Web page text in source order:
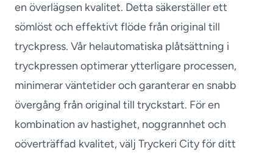
en överlägsen kvalitet. Detta säkerställer ett
sömlöst och effektivt flöde från original till
tryckpress. Vår helautomatiska plåtsättning i
tryckpressen optimerar ytterligare processen,
minimerar väntetider och garanterar en snabb
övergång från original till tryckstart. För en
kombination av hastighet, noggrannhet och
oöverträffad kvalitet, välj Tryckeri City för ditt